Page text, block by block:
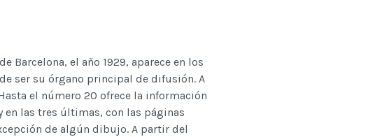
Barcelona, el año 1929, aparece en los
ser su órgano principal de difusión. A
el número 20 ofrece la información
en las tres últimas, con las páginas
de algún dibujo. A partir del